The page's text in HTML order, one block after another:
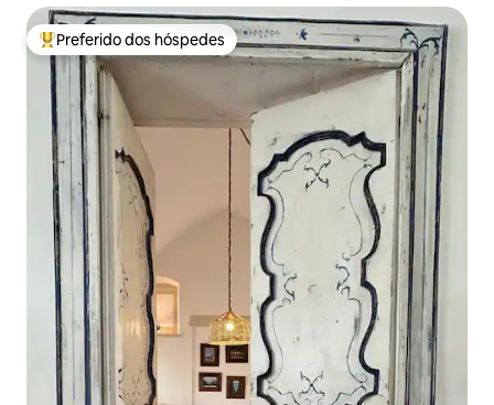
Entre os melhores preferidos dos hóspedes
Preferido dos hóspedes